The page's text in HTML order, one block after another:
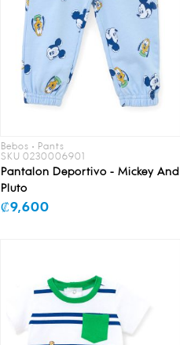
Bebos • Pants
SKU 0230006901
Pantalon Deportivo - Mickey And
Pluto
₡9,600